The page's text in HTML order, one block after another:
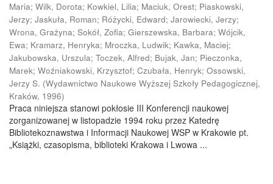
Maria; Wilk, Dorota; Kowkiel, Lilia; Maciuk, Orest; Piaskowski,
Jerzy; Jaskuła, Roman; Różycki, Edward; Jarowiecki, Jerzy;
Wrona, Grażyna; Sokół, Zofia; Gierszewska, Barbara; Wójcik,
Ewa; Kramarz, Henryka; Mroczka, Ludwik; Kawka, Maciej;
Jakubowska, Urszula; Toczek, Alfred; Bujak, Jan; Pieczonka,
Marek; Woźniakowski, Krzysztof; Czubała, Henryk; Ossowski,
Jerzy S. (Wydawnictwo Naukowe Wyższej Szkoły Pedagogicznej,
Kraków, 1996)
Praca niniejsza stanowi pokłosie III Konferencji naukowej
zorganizowanej w listopadzie 1994 roku przez Katedrę
Bibliotekoznawstwa i Informacji Naukowej WSP w Krakowie pt.
„Książki, czasopisma, biblioteki Krakowa i Lwowa ...